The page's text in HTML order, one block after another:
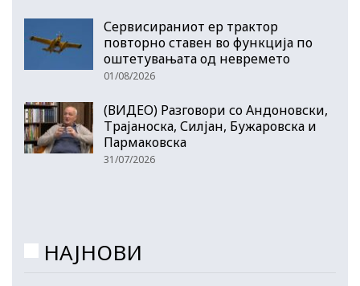
Сервисираниот ер трактор
повторно ставен во функција по
оштетувањата од невремето
01/08/2026
(ВИДЕО) Разговори со Андоновски,
Трајаноска, Силјан, Бужаровска и
Пармаковска
31/07/2026
НАЈНОВИ